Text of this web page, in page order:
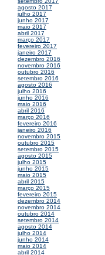
agosto 2017
julho 2017
junho 2017
maio 2017
abril 2017
março 2017
fevereiro 2017
janeiro 2017
dezembro 2016
novembro 2016
outubro 2016
setembro 2016
agosto 2016
julho 2016
junho 2016
maio 2016
abril 2016
março 2016
fevereiro 2016
janeiro 2016
novembro 2015
outubro 2015
setembro 2015
agosto 2015
julho 2015
junho 2015
maio 2015
abril 2015
março 2015
fevereiro 2015
dezembro 2014
novembro 2014
outubro 2014
setembro 2014
agosto 2014
julho 2014
junho 2014
maio 2014
abril 2014